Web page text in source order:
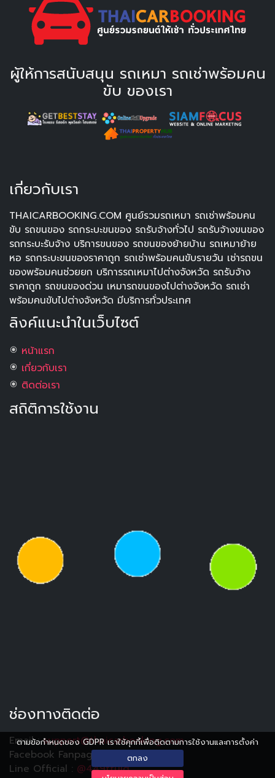
ตามข้อกำหนดของ GDPR เราใช้คุกกี้เพื่อติดตามการใช้งานและการตั้งค่า
ตกลง
ผู้ให้การสนับสนุน รถเหมา รถเช่าพร้อมคน
ขับ ของเรา
เกี่ยวกับเรา
THAICARBOOKING.COM ศูนย์รวมรถเหมา รถเช่าพร้อมคน
ขับ รถขนของ รถกระบะขนของ รถรับจ้างทั่วไป รถรับจ้างขนของ
รถกระบะรับจ้าง บริการขนของ รถขนของย้ายบ้าน รถเหมาย้าย
หอ รถกระบะขนของราคาถูก รถเช่าพร้อมคนขับรายวัน เช่ารถขน
ของพร้อมคนช่วยยก บริการรถเหมาไปต่างจังหวัด รถรับจ้าง
ราคาถูก รถขนของด่วน เหมารถขนของไปต่างจังหวัด รถเช่า
พร้อมคนขับไปต่างจังหวัด มีบริการทั่วประเทศ
ลิงค์แนะนำในเว็บไซต์
หน้าแรก
เกี่ยวกับเรา
ติดต่อเรา
สถิติการใช้งาน
ช่องทางติดต่อ
Email :support@thaicarbooking.com
Facebook Fanpage :Thaicarbooking
Line Official : @449ttuiq